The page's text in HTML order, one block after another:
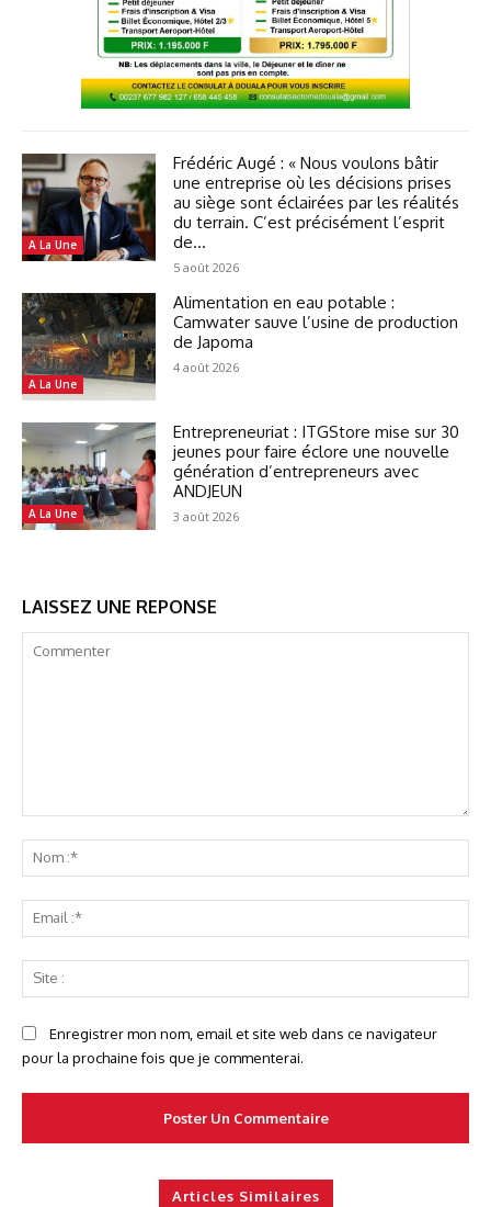
A La Une
Frédéric Augé : « Nous voulons bâtir
une entreprise où les décisions prises
au siège sont éclairées par les réalités
du terrain. C’est précisément l’esprit
de...
5 août 2026
A La Une
Alimentation en eau potable :
Camwater sauve l’usine de production
de Japoma
4 août 2026
A La Une
Entrepreneuriat : ITGStore mise sur 30
jeunes pour faire éclore une nouvelle
génération d’entrepreneurs avec
ANDJEUN
3 août 2026
LAISSEZ UNE REPONSE
:*
:*
:
Enregistrer mon nom, email et site web dans ce navigateur
pour la prochaine fois que je commenterai.
Articles Similaires